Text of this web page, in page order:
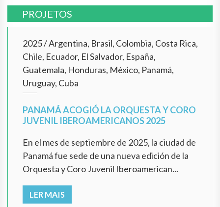
PROJETOS
2025/Argentina, Brasil, Colombia, Costa Rica,
Chile, Ecuador, El Salvador, España,
Guatemala, Honduras, México, Panamá,
Uruguay, Cuba
PANAMÁ ACOGIÓ LA ORQUESTA Y CORO
JUVENIL IBEROAMERICANOS 2025
En el mes de septiembre de 2025, la ciudad de
Panamá fue sede de una nueva edición de la
Orquesta y Coro Juvenil Iberoamerican...
LER MAIS